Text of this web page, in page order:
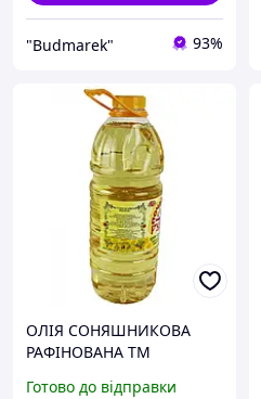
"Budmarek" 93%
ОЛІЯ СОНЯШНИКОВА
РАФІНОВАНА ТМ
Готово до відправки